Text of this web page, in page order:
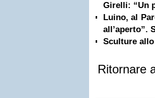
Girelli: “Un
Luino, al
all’aperto”.
Sculture
Ritornare